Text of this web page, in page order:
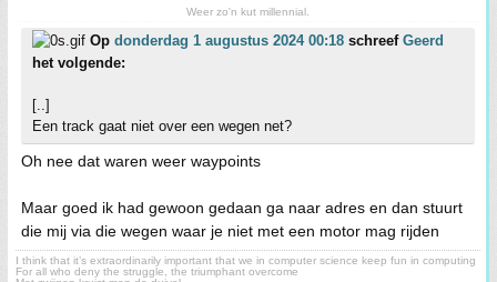
Weer zo'n kut millennial.
Op donderdag 1 augustus 2024 00:18 schreef Geerd
het volgende:
[..]
Een track gaat niet over een wegen net?
Oh nee dat waren weer waypoints
Maar goed ik had gewoon gedaan ga naar adres en dan stuurt
die mij via die wegen waar je niet met een motor mag rijden
I think that it’s extraordinarily important that we in computer science keep fun in computing
For all who deny the struggle, the triumphant overcome